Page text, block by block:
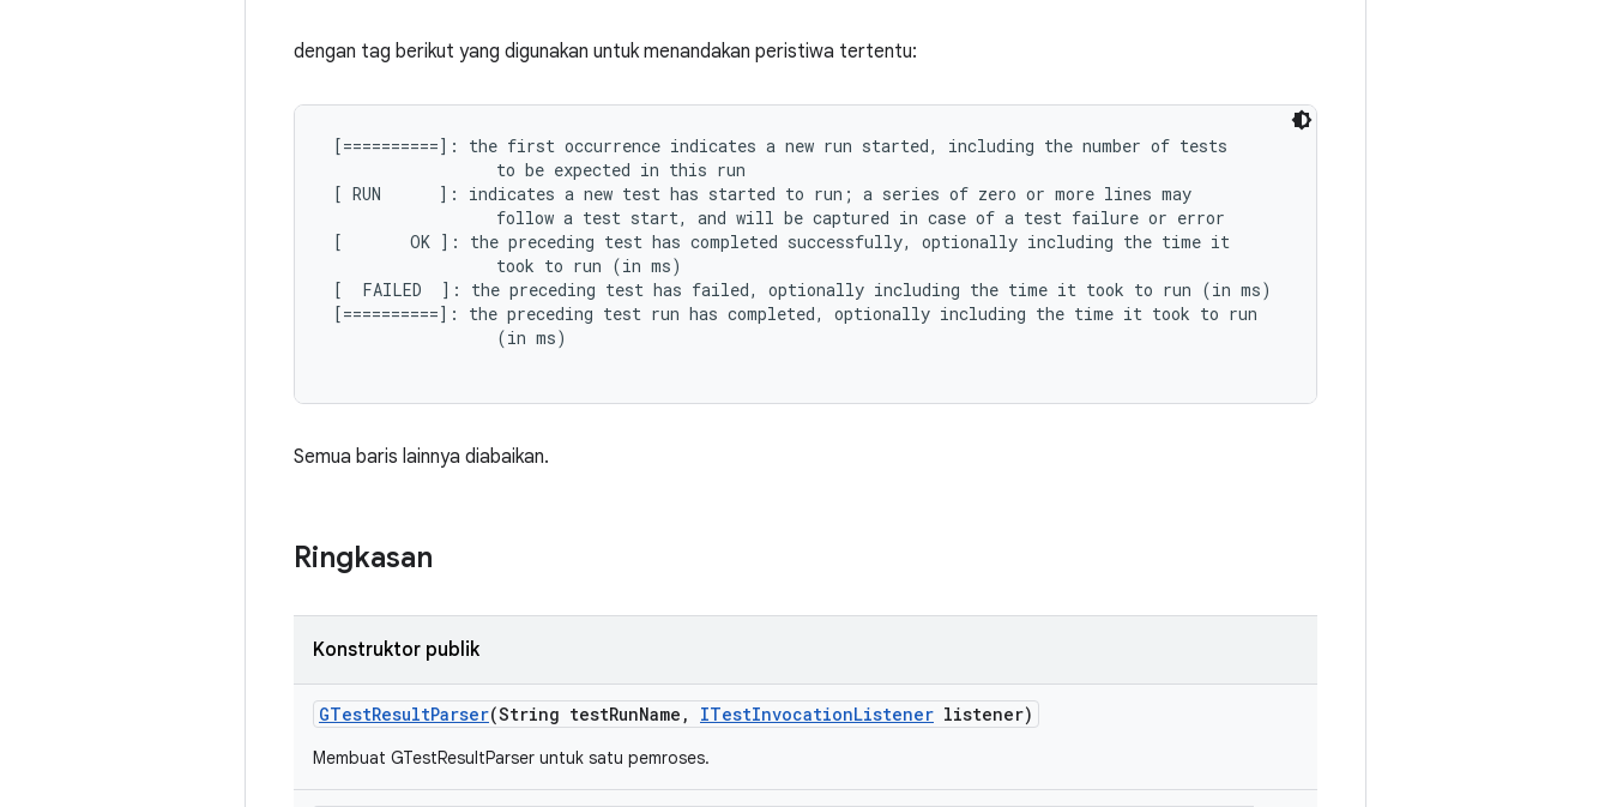
dengan tag berikut yang digunakan untuk menandakan peristiwa tertentu:
[==========]: the first occurrence indicates a new run started, including the number of tests
                  to be expected in this run
[ RUN      ]: indicates a new test has started to run; a series of zero or more lines may
                  follow a test start, and will be captured in case of a test failure or error
[       OK ]: the preceding test has completed successfully, optionally including the time it
                  took to run (in ms)
[  FAILED  ]: the preceding test has failed, optionally including the time it took to run (in ms)
[==========]: the preceding test run has completed, optionally including the time it took to run
                  (in ms)
Semua baris lainnya diabaikan.
Ringkasan
Konstruktor publik
GTestResultParser(String testRunName , ITestInvocationListener listener)
Membuat GTestResultParser untuk satu pemroses.